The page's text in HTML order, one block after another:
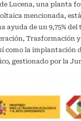
Lucena, una planta
mencionada,
ayuda de un 9,75%
como la
gestionado por la